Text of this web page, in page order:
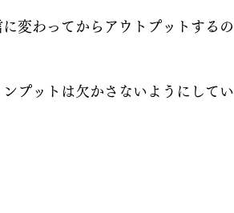
変わってからアウトプットするの
プットは欠かさないようにしてい